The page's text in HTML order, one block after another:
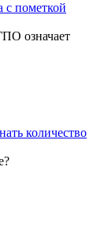
с пометкой
означает
количество